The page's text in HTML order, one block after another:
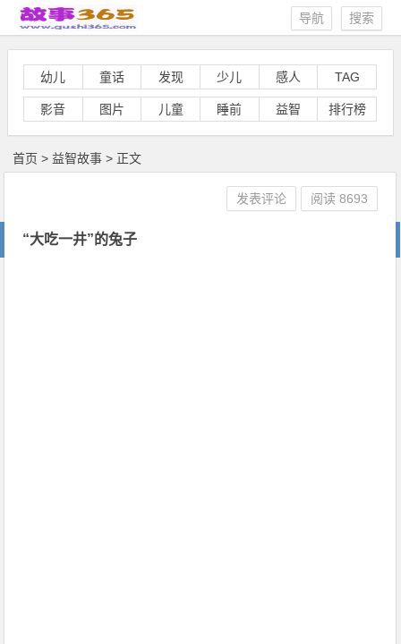
搜索
导航
幼儿 童话 发现 少儿 感人 TAG
影音 图片 儿童 睡前 益智 排行榜
首页 > 益智故事 > 正文
“大吃一井”的兔子
发表评论 阅读8693